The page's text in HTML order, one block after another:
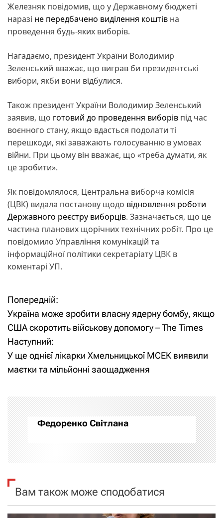
Железняк повідомив, що у Державному бюджеті
наразі не передбачено виділення коштів на
проведення будь-яких виборів.
Нагадаємо, президент України Володимир
Зеленський вважає, що виграв би президентські
вибори, якби вони відбулися.
Також президент України Володимир Зеленський
заявив, що готовий до проведення виборів під час
воєнного стану, якщо вдасться подолати ті
перешкоди, які заважають голосуванню в умовах
війни. При цьому він вважає, що «треба думати, як
це зробити».
Як повідомлялося, Центральна виборча комісія
(ЦВК) видала постанову щодо відновлення роботи
Державного реєстру виборців. Зазначається, що це
частина планових щорічних технічних робіт. Про це
повідомило Управління комунікацій та
інформаційної політики секретаріату ЦВК в
коментарі УП.
Н
а
в
і
а
ц
і
Попередній:
Україна може зробити власну ядерну бомбу, якщо
США скоротить військову допомогу – The Times
Наступний:
У ще однієї лікарки Хмельницької МСЕК виявили
маєтки та мільйонні заощадження
Федоренко Світлана
Вам також може сподобатися